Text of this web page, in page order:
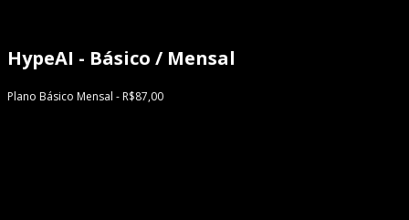
HypeAI - Básico / Mensal
Plano Básico Mensal - R$87,00